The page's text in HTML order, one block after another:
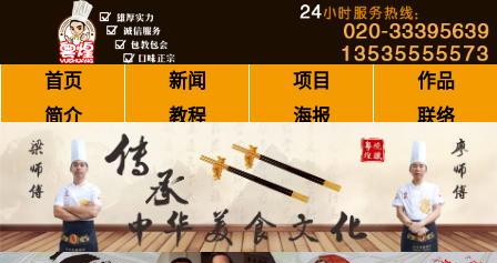
首页 新闻 项目
作品
简介
教程 海报 联络